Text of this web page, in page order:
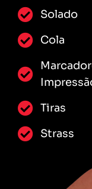
Solado
Cola
Tiras
Strass